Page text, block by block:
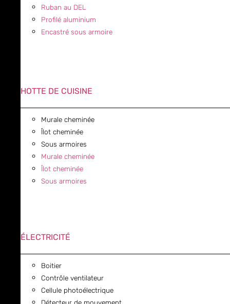
Ruban au DEL
Profilé aluminium
Encastré sous armoire
HOTTE DE CUISINE
Murale cheminée
Îlot cheminée
Sous armoires
Murale cheminée
Îlot cheminée
Sous armoires
ÉLECTRICITÉ
Boitier
Contrôle ventilateur
Cellule photoélectrique
Détecteur de mouvement